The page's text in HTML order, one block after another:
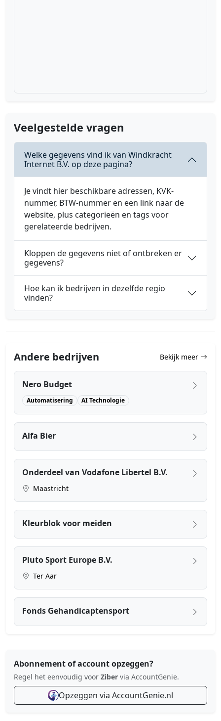
Veelgestelde vragen
Welke gegevens vind ik van Windkracht
Internet B.V. op deze pagina?
Je vindt hier beschikbare adressen, KVK-
nummer, BTW-nummer en een link naar de
website, plus categorieën en tags voor
gerelateerde bedrijven.
Kloppen de gegevens niet of ontbreken er
gegevens?
Hoe kan ik bedrijven in dezelfde regio
vinden?
Andere bedrijven Bekijk meer
Nero Budget
Automatisering AI Technologie
Alfa Bier
Onderdeel van Vodafone Libertel B.V.
Maastricht
Kleurblok voor meiden
Pluto Sport Europe B.V.
Ter Aar
Fonds Gehandicaptensport
Abonnement of account opzeggen?
Regel het eenvoudig voor Ziber via AccountGenie.
Opzeggen via AccountGenie.nl